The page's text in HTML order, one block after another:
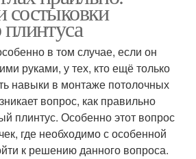
состыковки
в том случае, если он
руками, у тех, кто ещё только
навыки в монтаже потолочных
вопрос, как правильно
плинтус. Особенно этот вопрос
где необходимо с особенной
к решению данного вопроса.